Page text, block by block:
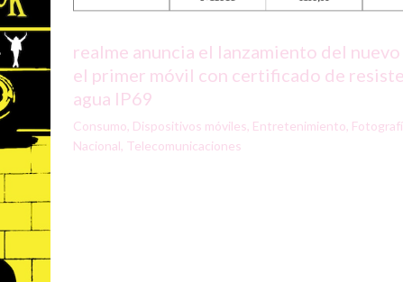
realme anuncia el lanzamiento del nuevo
el primer móvil con certificado de
agua IP69
Consumo, Dispositivos móviles, Entretenimiento,
Nacional, Telecomunicaciones